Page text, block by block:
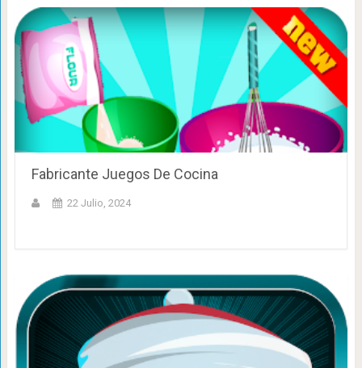
Fabricante Juegos De Cocina
22 Julio, 2024